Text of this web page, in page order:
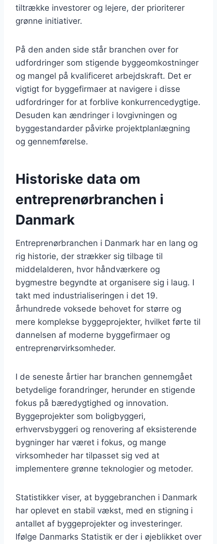
tiltrække investorer og lejere, der prioriterer
grønne initiativer.
På den anden side står branchen over for
udfordringer som stigende byggeomkostninger
og mangel på kvalificeret arbejdskraft. Det er
vigtigt for byggefirmaer at navigere i disse
udfordringer for at forblive konkurrencedygtige.
Desuden kan ændringer i lovgivningen og
byggestandarder påvirke projektplanlægning
og gennemførelse.
Historiske data om
entreprenørbranchen i
Danmark
Entreprenørbranchen i Danmark har en lang og
rig historie, der strækker sig tilbage til
middelalderen, hvor håndværkere og
bygmestre begyndte at organisere sig i laug. I
takt med industrialiseringen i det 19.
århundrede voksede behovet for større og
mere komplekse byggeprojekter, hvilket førte til
dannelsen af moderne byggefirmaer og
entreprenørvirksomheder.
I de seneste årtier har branchen gennemgået
betydelige forandringer, herunder en stigende
fokus på bæredygtighed og innovation.
Byggeprojekter som boligbyggeri,
erhvervsbyggeri og renovering af eksisterende
bygninger har været i fokus, og mange
virksomheder har tilpasset sig ved at
implementere grønne teknologier og metoder.
Statistikker viser, at byggebranchen i Danmark
har oplevet en stabil vækst, med en stigning i
antallet af byggeprojekter og investeringer.
Ifølge Danmarks Statistik er der i øjeblikket over